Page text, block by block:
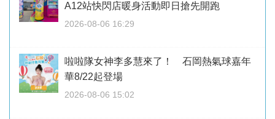
A12站快閃店暖身活動即日搶先開跑
2026-08-06 16:29
啦啦隊女神李多慧來了！ 石岡熱氣球嘉年
華8/22起登場
2026-08-06 15:02